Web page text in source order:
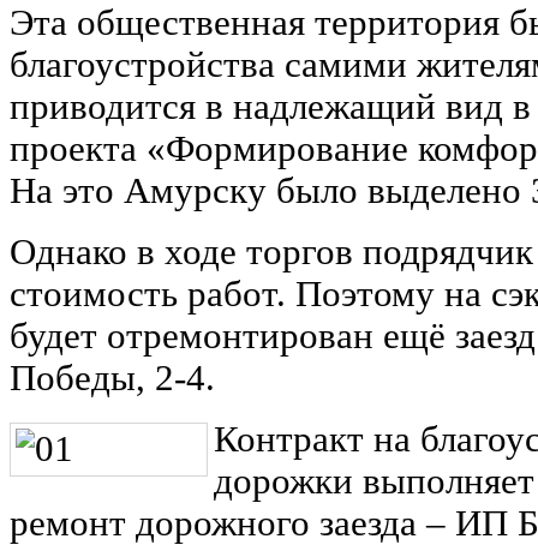
Эта общественная территория
благоустройства самими
приводится в надлежащий вид
проекта «Формирование
На это Амурску было выделено
Однако в ходе торгов
стоимость работ. Поэтому на
будет отремонтирован ещё
Победы, 2-4.
Контракт на
дорожки
ремонт дорожного заезда ‒ ИП